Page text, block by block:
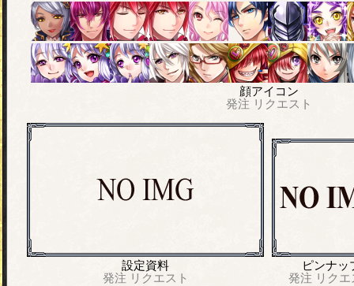
顔アイコン
発注 リクエスト
設定資料
発注 リクエスト
ピンナッ
発注 リク